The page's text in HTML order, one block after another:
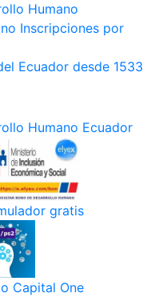
Humano
Inscripciones por
Ecuador desde 1533
Humano Ecuador
gratis
Capital One